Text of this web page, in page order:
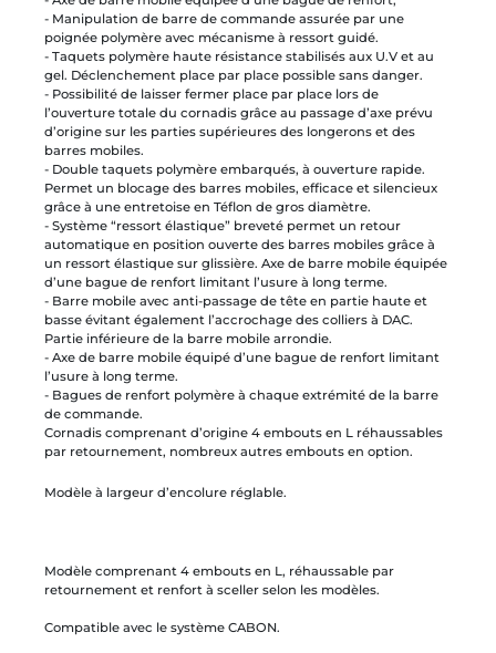
- Manipulation de barre de commande assurée par une
poignée polymère avec mécanisme à ressort guidé.
- Taquets polymère haute résistance stabilisés aux U.V et au
gel. Déclenchement place par place possible sans danger.
- Possibilité de laisser fermer place par place lors de
l’ouverture totale du cornadis grâce au passage d’axe prévu
d’origine sur les parties supérieures des longerons et des
barres mobiles.
- Double taquets polymère embarqués, à ouverture rapide.
Permet un blocage des barres mobiles, efficace et silencieux
grâce à une entretoise en Téflon de gros diamètre.
- Système “ressort élastique” breveté permet un retour
automatique en position ouverte des barres mobiles grâce à
un ressort élastique sur glissière. Axe de barre mobile équipée
d’une bague de renfort limitant l’usure à long terme.
- Barre mobile avec anti-passage de tête en partie haute et
basse évitant également l’accrochage des colliers à DAC.
Partie inférieure de la barre mobile arrondie.
- Axe de barre mobile équipé d’une bague de renfort limitant
l’usure à long terme.
- Bagues de renfort polymère à chaque extrémité de la barre
de commande.
Cornadis comprenant d’origine 4 embouts en L réhaussables
par retournement, nombreux autres embouts en option.
Modèle à largeur d’encolure réglable.
Modèle comprenant 4 embouts en L, réhaussable par
retournement et renfort à sceller selon les modèles.
Compatible avec le système CABON.